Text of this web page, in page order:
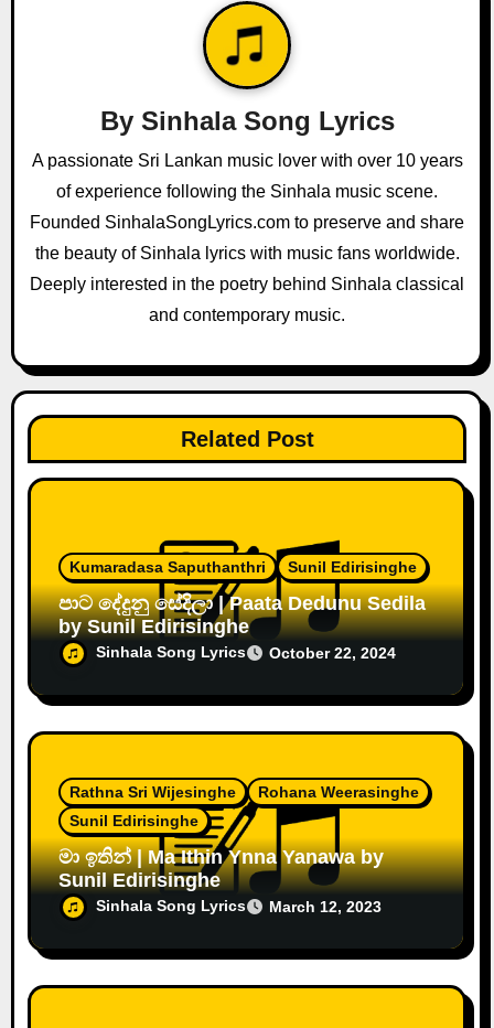
g
t
i
n
By Sinhala Song Lyrics
A passionate Sri Lankan music lover with over 10 years
of experience following the Sinhala music scene.
Founded SinhalaSongLyrics.com to preserve and share
the beauty of Sinhala lyrics with music fans worldwide.
Deeply interested in the poetry behind Sinhala classical
and contemporary music.
Related Post
Kumaradasa Saputhanthri Sunil Edirisinghe
පාට දේදුනු සේදිලා | Paata Dedunu Sedila
by Sunil Edirisinghe
Sinhala Song Lyrics October 22, 2024
Rathna Sri Wijesinghe
Rohana Weerasinghe
Sunil Edirisinghe
මා ඉතින් | Ma Ithin Ynna Yanawa by
Sunil Edirisinghe
Sinhala Song Lyrics March 12, 2023